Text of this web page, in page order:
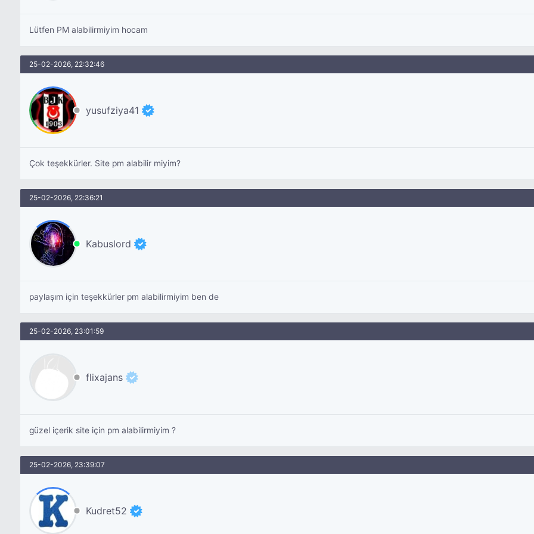
Lütfen PM alabilirmiyim hocam
25-02-2026, 22:32:46
yusufziya41
Çok teşekkürler. Site pm alabilir miyim?
25-02-2026, 22:36:21
Kabuslord
paylaşım için teşekkürler pm alabilirmiyim ben de
25-02-2026, 23:01:59
flixajans
güzel içerik site için pm alabilirmiyim ?
25-02-2026, 23:39:07
Kudret52